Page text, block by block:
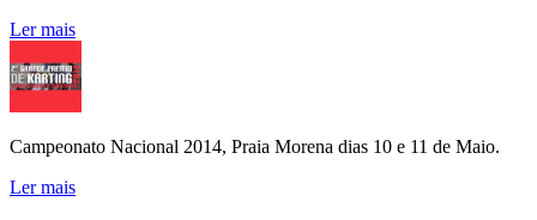
Ler mais
Campeonato Nacional 2014, Praia Morena dias 10 e 11 de Maio.
Ler mais